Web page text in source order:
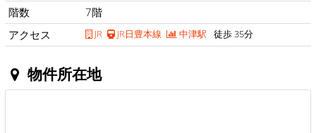
階数
7階
アクセス
JR JR日豊本線 中津駅 徒歩 35分
物件所在地